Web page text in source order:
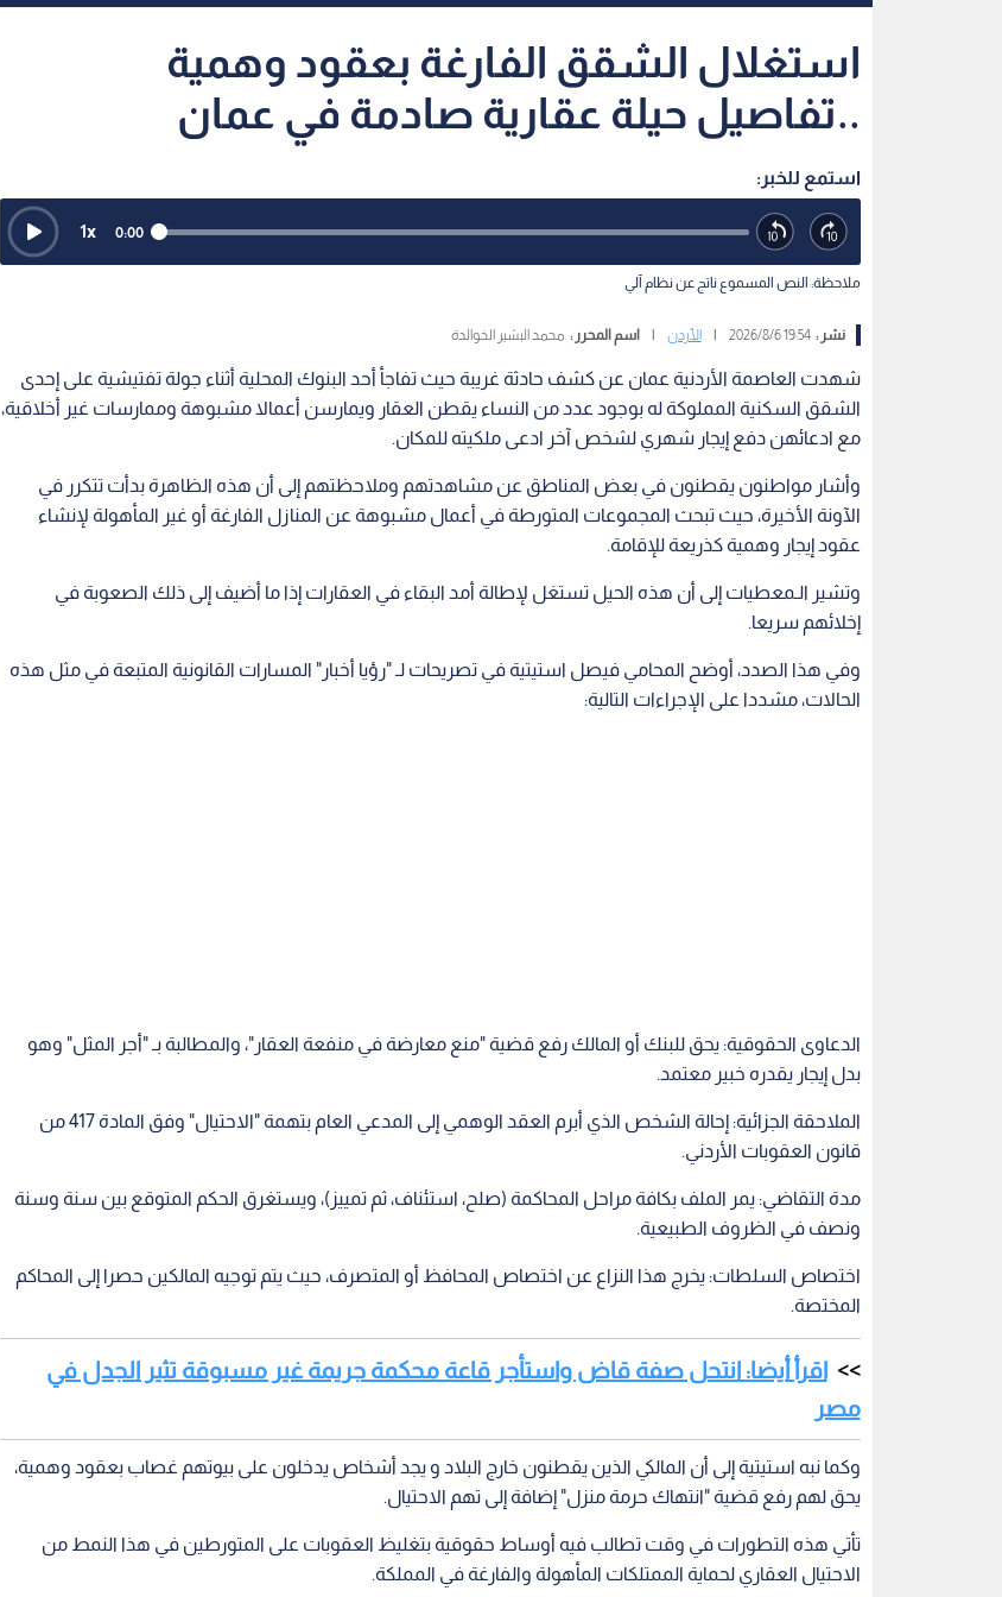
استغلال الشقق الفارغة بعقود وهمية
..تفاصيل حيلة عقارية صادمة في عمان
استمع للخبر:
0:00
1x
ملاحظة: النص المسموع ناتج عن نظام آلي
نشر :19:54 2026/8/6 الأردن اسم المحرر : محمد البشير الخوالدة
شهدت العاصمة الأردنية عمان عن كشف حادثة غريبة حيث تفاجأ أحد البنوك المحلية أثناء جولة تفتيشية على إحدى
الشقق السكنية المملوكة له بوجود عدد من النساء يقطن العقار ويمارسن أعمالا مشبوهة وممارسات غير أخلاقية،
مع ادعائهن دفع إيجار شهري لشخص آخر ادعى ملكيته للمكان.
وأشار مواطنون يقطنون في بعض المناطق عن مشاهدتهم وملاحظتهم إلى أن هذه الظاهرة بدأت تتكرر في
الآونة الأخيرة، حيث تبحث المجموعات المتورطة في أعمال مشبوهة عن المنازل الفارغة أو غير المأهولة لإنشاء
عقود إيجار وهمية كذريعة للإقامة.
وتشير الـمعطيات إلى أن هذه الحيل تستغل لإطالة أمد البقاء في العقارات إذا ما أضيف إلى ذلك الصعوبة في
إخلائهم سريعا.
وفي هذا الصدد، أوضح المحامي فيصل استيتية في تصريحات لـ "رؤيا أخبار" المسارات القانونية المتبعة في مثل هذه
الحالات، مشددا على الإجراءات التالية:
الدعاوى الحقوقية: يحق للبنك أو المالك رفع قضية "منع معارضة في منفعة العقار"، والمطالبة بـ "أجر المثل" وهو
بدل إيجار يقدره خبير معتمد.
الملاحقة الجزائية: إحالة الشخص الذي أبرم العقد الوهمي إلى المدعي العام بتهمة "الاحتيال" وفق المادة 417 من
قانون العقوبات الأردني.
مدة التقاضي: يمر الملف بكافة مراحل المحاكمة (صلح، استئناف، ثم تمييز)، ويستغرق الحكم المتوقع بين سنة وسنة
ونصف في الظروف الطبيعية.
اختصاص السلطات: يخرج هذا النزاع عن اختصاص المحافظ أو المتصرف، حيث يتم توجيه المالكين حصرا إلى المحاكم
المختصة.
اقرأ أيضا: انتحل صفة قاض واستأجر قاعة محكمة جريمة غير مسبوقة تثير الجدل في
مصر
وكما نبه استيتية إلى أن المالكي الذين يقطنون خارج البلاد و يجد أشخاص يدخلون على بيوتهم غصاب بعقود وهمية،
يحق لهم رفع قضية "انتهاك حرمة منزل" إضافة إلى تهم الاحتيال.
تأتي هذه التطورات في وقت تطالب فيه أوساط حقوقية بتغليظ العقوبات على المتورطين في هذا النمط من
الاحتيال العقاري لحماية الممتلكات المأهولة والفارغة في المملكة.